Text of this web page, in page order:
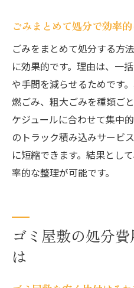
ゴミ屋敷と散らか
生活に及ぼす影響
判断基準でゴミ屋
る
ゴミ屋敷と部屋の
衛生面から考える
ゴミ屋敷問題の深
片付け期間と作業ステ
る
ごみまとめて処分で効率
ごみをまとめて処分する方
に効果的です。理由は、一
や手間を減らせるためです
燃ごみ、粗大ごみを種類ご
ケジュールに合わせて集中
のトラック積み込みサービ
に短縮できます。結果とし
率的な整理が可能です。
ゴミ屋敷の処分
は